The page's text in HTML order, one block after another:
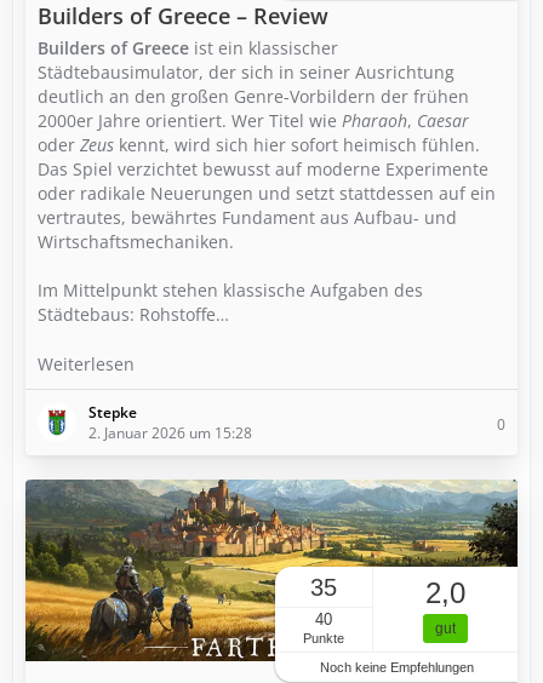
Builders of Greece – Review
Builders of Greece ist ein klassischer
Städtebausimulator, der sich in seiner Ausrichtung
deutlich an den großen Genre-Vorbildern der frühen
2000er Jahre orientiert. Wer Titel wie Pharaoh, Caesar
oder Zeus kennt, wird sich hier sofort heimisch fühlen.
Das Spiel verzichtet bewusst auf moderne Experimente
oder radikale Neuerungen und setzt stattdessen auf ein
vertrautes, bewährtes Fundament aus Aufbau- und
Wirtschaftsmechaniken.
Im Mittelpunkt stehen klassische Aufgaben des
Städtebaus: Rohstoffe…
Weiterlesen
Stepke
2. Januar 2026 um 15:28
0
35
40
Punkte
2,0
gut
Noch keine Empfehlungen